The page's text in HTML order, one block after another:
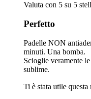
Valuta con 5 su 5
Perfetto
Padelle NON
minuti. Una bomba.
Scioglie veramente
sublime.
Ti è stata utile questa